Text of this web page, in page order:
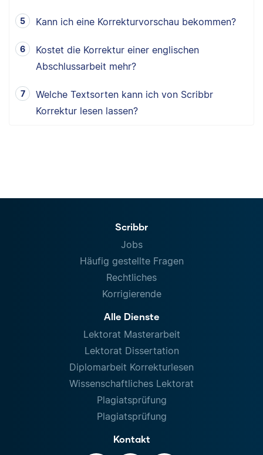
Kann ich eine Korrekturvorschau bekommen?
Kostet die Korrektur einer englischen
Abschlussarbeit mehr?
Welche Textsorten kann ich von Scribbr
Korrektur lesen lassen?
Scribbr
Jobs
Häufig gestellte Fragen
Rechtliches
Korrigierende
Alle Dienste
Lektorat Masterarbeit
Lektorat Dissertation
Diplomarbeit Korrekturlesen
Wissenschaftliches Lektorat
Plagiatsprüfung
Plagiatsprüfung
Kontakt